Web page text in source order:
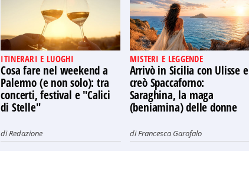
ITINERARI E LUOGHI
Cosa fare nel weekend a
Palermo (e non solo): tra
concerti, festival e "Calici
di Stelle"
diRedazione
MISTERI E LEGGENDE
Arrivò in Sicilia con Ulisse e
creò Spaccaforno:
Saraghina, la maga
(beniamina) delle donne
diFrancesca Garofalo